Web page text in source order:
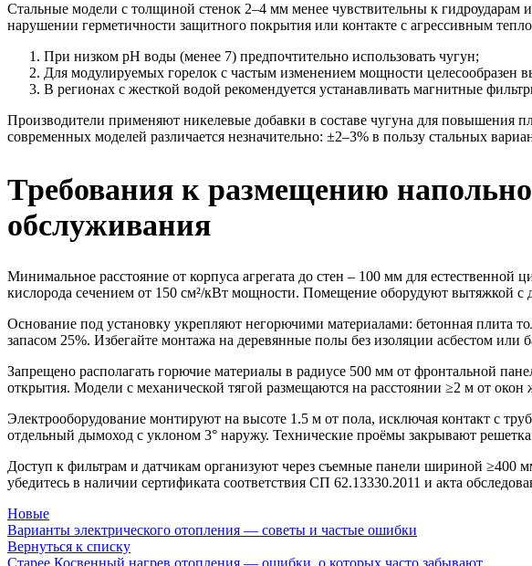
Стальные модели с толщиной стенок 2–4 мм менее чувствительны к
нарушении герметичности защитного покрытия или контакте с агрессивным
При низком pH воды (менее 7) предпочтительно использовать чугун;
Для модулируемых горелок с частым изменением мощности целесообразен
В регионах с жесткой водой рекомендуется устанавливать магнитные
Производители применяют никелевые добавки в составе чугуна для повышения
современных моделей различается незначительно: ±2–3% в пользу стальных
Требования к размещению
обслуживания
Минимальное расстояние от корпуса агрегата до стен – 100 мм для
кислорода сечением от 150 см²/кВт мощности. Помещение оборудуют вытяжкой с
Основание под установку укрепляют негорючими материалами: бетонная плита
запасом 25%. Избегайте монтажа на деревянные полы без изоляции асбестом или
Запрещено располагать горючие материалы в радиусе 500 мм от фронтальной
открытия. Модели с механической тягой размещаются на расстоянии ≥2 м от
Электрооборудование монтируют на высоте 1.5 м от пола, исключая контакт с
отдельный дымоход с уклоном 3° наружу. Технические проёмы закрывают
Доступ к фильтрам и датчикам организуют через съемные панели шириной ≥400
убедитесь в наличии сертификата соответствия СП 62.13330.2011 и акта
Новые
Варианты электрического отопления — советы и частые ошибки
Вернуться к списку